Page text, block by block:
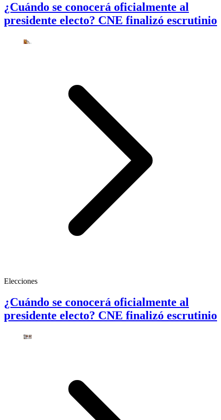
¿Cuándo se conocerá oficialmente al
presidente electo? CNE finalizó escrutinio
Elecciones
¿Cuándo se conocerá oficialmente al
presidente electo? CNE finalizó escrutinio